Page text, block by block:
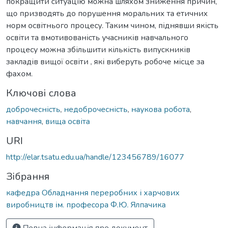
що призводять до порушення моральних та етичних
норм освітнього процесу. Таким чином, піднявши якість
освіти та вмотивованість учасників навчального
процесу можна збільшити кількість випускників
закладів вищої освіти , які виберуть робоче місце за
фахом.
Ключові слова
доброчесність, недоброчесність, наукова робота,
навчання, вища освіта
URI
http://elar.tsatu.edu.ua/handle/123456789/16077
Зібрання
кафедра Обладнання переробних і харчових
виробництв ім. професора Ф.Ю. Ялпачика